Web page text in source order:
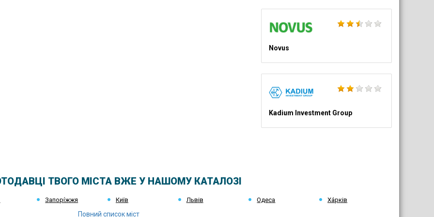
Novus
Kadium Investment Group
ТВОГО МІСТА ВЖЕ У НАШОМУ КАТАЛОЗІ
Запорі́жжя Київ Львів Одеса Ха́рків
Повний список міст